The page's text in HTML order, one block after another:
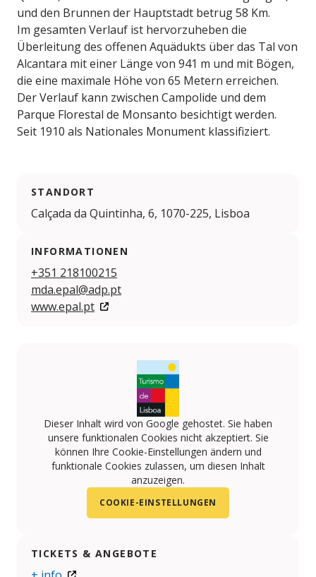
und den Brunnen der Hauptstadt betrug 58 Km.
Im gesamten Verlauf ist hervorzuheben die
Überleitung des offenen Aquädukts über das Tal von
Alcantara mit einer Länge von 941 m und mit Bögen,
die eine maximale Höhe von 65 Metern erreichen.
Der Verlauf kann zwischen Campolide und dem
Parque Florestal de Monsanto besichtigt werden.
Seit 1910 als Nationales Monument klassifiziert.
STANDORT
Calçada da Quintinha, 6, 1070-225, Lisboa
INFORMATIONEN
+351 218100215
mda.epal@adp.pt
www.epal.pt
Dieser Inhalt wird von Google gehostet. Sie haben
unsere funktionalen Cookies nicht akzeptiert. Sie
können Ihre Cookie-Einstellungen ändern und
funktionale Cookies zulassen, um diesen Inhalt
anzuzeigen.
COOKIE-EINSTELLUNGEN
TICKETS & ANGEBOTE